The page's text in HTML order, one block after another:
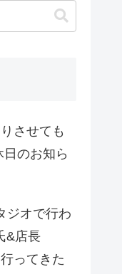
させても
のお知ら
ジオで行わ
&店長
ってきた